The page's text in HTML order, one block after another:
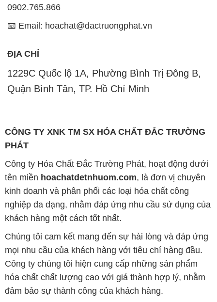
1229C Quốc lộ 1A, Phường Bình Trị Đông B,
Quận Bình Tân, TP. Hồ Chí Minh
CÔNG TY XNK TM SX HÓA CHẤT ĐẮC TRƯỜNG
PHÁT
kinh doanh và phân phối các loại hóa chất công
nghiệp đa dạng, nhằm đáp ứng nhu cầu sử dụng của
khách hàng một cách tốt nhất.
Chúng tôi cam kết mang đến sự hài lòng và đáp ứng
mọi nhu cầu của khách hàng với tiêu chí hàng đầu.
Công ty chúng tôi hiện cung cấp những sản phẩm
hóa chất chất lượng cao với giá thành hợp lý, nhằm
đảm bảo sự thành công của khách hàng.
Uy tín là một trong những nguyên tắc quan trọng
trong hoạt động kinh doanh của chúng tôi. Chúng tôi
luôn ý thức rằng những sản phẩm mà chúng tôi cung
cấp cần phải đáp ứng tiêu chuẩn chất lượng cao, làm